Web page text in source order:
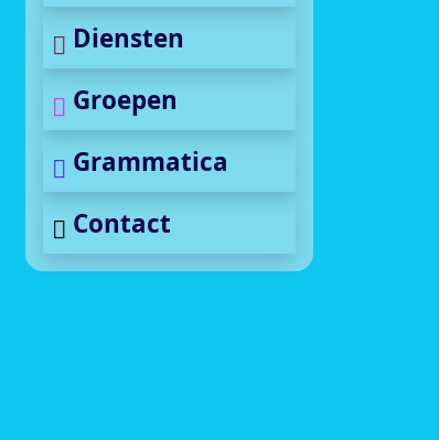
Diensten
Groepen
Grammatica
Contact